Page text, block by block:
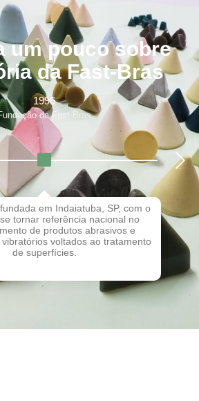
um pouco sobre
da Fast-Bras
1996
da Fast-Bras
em Indaiatuba, SP, com o
tornar referência nacional no
de produtos abrasivos e
voltados ao tratamento
de superfícies.